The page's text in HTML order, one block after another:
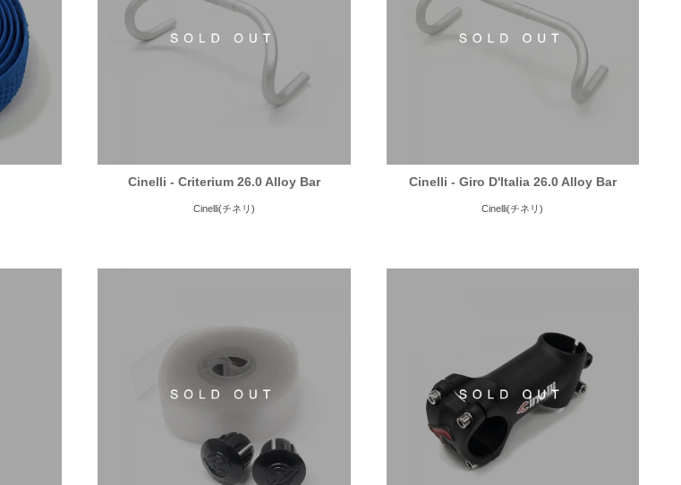
Cinelli - Criterium 26.0 Alloy Bar
Cinelli(チネリ)
Cinelli - Giro D'Italia 26.0 Alloy Bar
Cinelli(チネリ)